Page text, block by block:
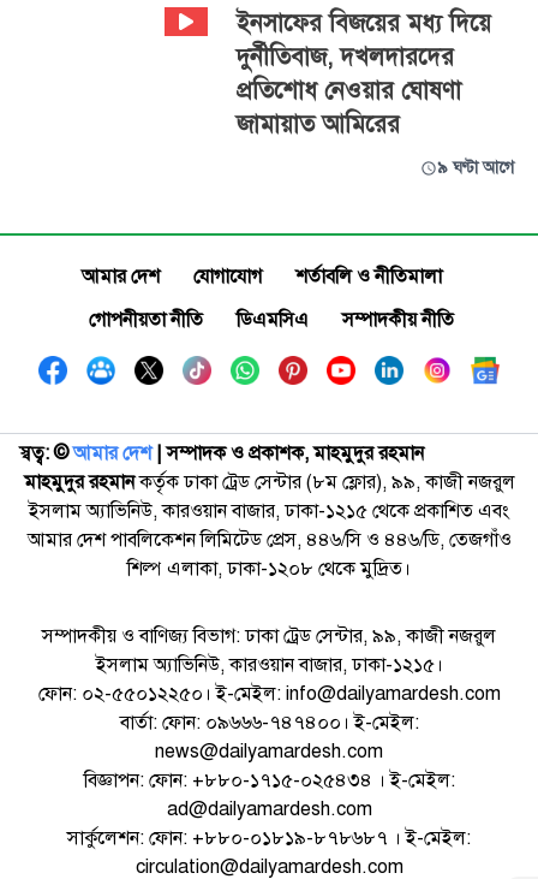
ইনসাফের বিজয়ের মধ্য দিয়ে
দুর্নীতিবাজ, দখলদারদের
প্রতিশোধ নেওয়ার ঘোষণা
জামায়াত আমিরের
৯ ঘণ্টা আগে
আমার দেশ যোগাযোগ
শর্তাবলি ও নীতিমালা
গোপনীয়তা নীতি
ডিএমসিএ সম্পাদকীয় নীতি
স্বত্ব: ©️আমার দেশ| সম্পাদক ও প্রকাশক, মাহমুদুর রহমান
মাহমুদুর রহমানকর্তৃক ঢাকা ট্রেড সেন্টার (৮ম ফ্লোর), ৯৯, কাজী নজরুল
ইসলাম অ্যাভিনিউ, কারওয়ান বাজার, ঢাকা-১২১৫ থেকে প্রকাশিত এবং
আমার দেশ পাবলিকেশন লিমিটেড প্রেস, ৪৪৬/সি ও ৪৪৬/ডি, তেজগাঁও
শিল্প এলাকা, ঢাকা-১২০৮ থেকে মুদ্রিত।
সম্পাদকীয় ও বাণিজ্য বিভাগ: ঢাকা ট্রেড সেন্টার, ৯৯, কাজী নজরুল
ইসলাম অ্যাভিনিউ, কারওয়ান বাজার, ঢাকা-১২১৫।
ফোন: ০২-৫৫০১২২৫০। ই-মেইল: info@dailyamardesh.com
বার্তা: ফোন: ০৯৬৬৬-৭৪৭৪০০। ই-মেইল:
news@dailyamardesh.com
বিজ্ঞাপন: ফোন: +৮৮০-১৭১৫-০২৫৪৩৪ । ই-মেইল:
ad@dailyamardesh.com
সার্কুলেশন: ফোন: +৮৮০-০১৮১৯-৮৭৮৬৮৭ । ই-মেইল:
circulation@dailyamardesh.com